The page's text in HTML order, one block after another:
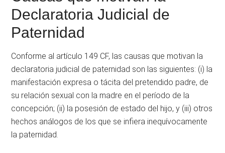
Declaratoria Judicial de
Paternidad
Conforme al artículo 149 CF, las causas que motivan la
declaratoria judicial de paternidad son las siguientes: (i) la
manifestación expresa o tácita del pretendido padre, de
su relación sexual con la madre en el período de la
concepción; (ii) la posesión de estado del hijo, y (iii) otros
hechos análogos de los que se infiera inequívocamente
la paternidad.